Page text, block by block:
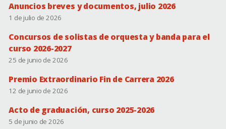
Anuncios breves y documentos, julio 2026
1 de julio de 2026
Concursos de solistas de orquesta y banda para el
curso 2026-2027
25 de junio de 2026
Premio Extraordinario Fin de Carrera 2026
12 de junio de 2026
Acto de graduación, curso 2025-2026
5 de junio de 2026